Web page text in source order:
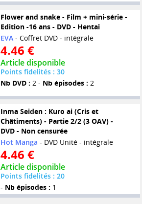
Flower and snake - Film + mini-série -
Edition -16 ans - DVD - Hentai
EVA- Coffret DVD - intégrale
4.46 €
Article disponible
Points fidelités : 30
Nb DVD : 2 - Nb épisodes : 2
Inma Seiden : Kuro ai (Cris et
Châtiments) - Partie 2/2 (3 OAV) -
DVD - Non censurée
Hot Manga - DVD Unité - intégrale
4.46 €
Article disponible
Points fidelités : 20
- Nb épisodes : 1